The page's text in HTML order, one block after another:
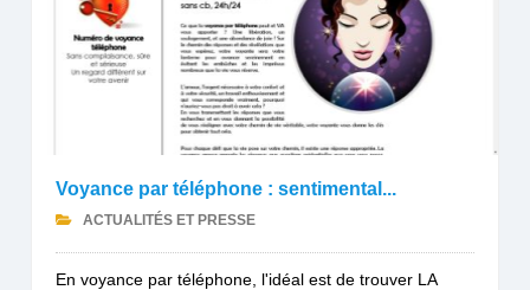
Voyance par téléphone : sentimental...
ACTUALITÉS ET PRESSE
En voyance par téléphone, l'idéal est de trouver LA